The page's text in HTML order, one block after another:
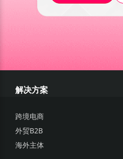
解决方案
跨境电商
外贸B2B
海外主体